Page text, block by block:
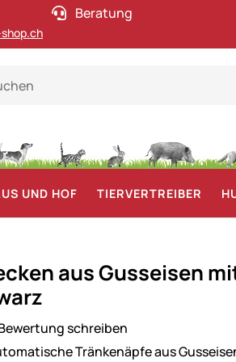
Beratung
UND HOF TIERVERTREIBER
aus Gusseisen
schreiben